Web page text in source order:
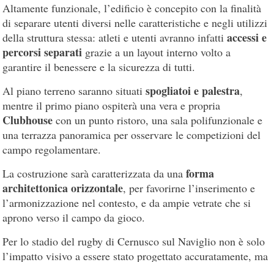
Altamente funzionale, l’edificio è concepito con la finalità
di separare utenti diversi nelle caratteristiche e negli utilizzi
della struttura stessa: atleti e utenti avranno infattiaccessi e
percorsi separati grazie a un layout interno volto a
garantire il benessere e la sicurezza di tutti.
Al piano terreno saranno situatispogliatoi e palestra,
mentre il primo piano ospiterà una vera e propria
Clubhouse con un punto ristoro, una sala polifunzionale e
una terrazza panoramica per osservare le competizioni del
campo regolamentare.
La costruzione sarà caratterizzata da unaforma
architettonica orizzontale, per favorirne l’inserimento e
l’armonizzazione nel contesto, e da ampie vetrate che si
aprono verso il campo da gioco.
Per lo stadio del rugby di Cernusco sul Naviglio non è solo
l’impatto visivo a essere stato progettato accuratamente, ma